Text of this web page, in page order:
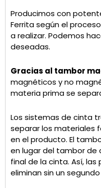
Producimos con
Ferrita según el
a realizar. Podemos
deseadas.
Gracias al tambor
magnéticos y no
materia prima se
Los sistemas de cinta
separar los materiales
en el producto. El
en lugar del tambor de
final de la cinta. Así,
eliminan sin un